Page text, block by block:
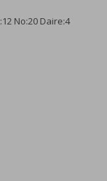
No:20 Daire:4